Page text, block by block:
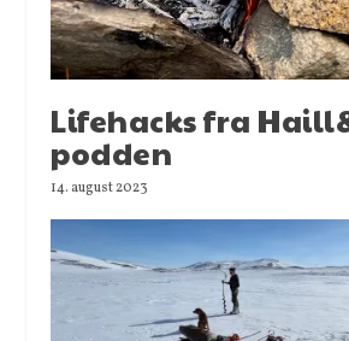
Lifehacks fra
podden
14. august 2023